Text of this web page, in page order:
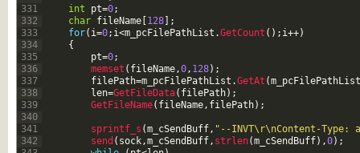
331
332
333
334
335
336
337
338
339
340
341
342
int
pt=0;
char fileName [128] ;
for( i=0; i<m_pcFilePathList .GetCount ( ) ; i++)
{
pt=0;
memset ( fileName ,0 , 128) ;
filePath=m_pcFilePathList .GetAt (m_pcFilePathList
len=GetFileData( filePath) ;
GetFileName( fileName , filePath) ;
sprintf_s (m_cSendBuff , "--INVT\r\nContent-Type:
send ( sock ,m_cSendBuff , strlen(m_cSendBuff) ,0) ;